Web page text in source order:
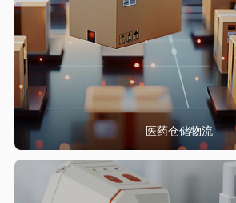
医药仓储物流